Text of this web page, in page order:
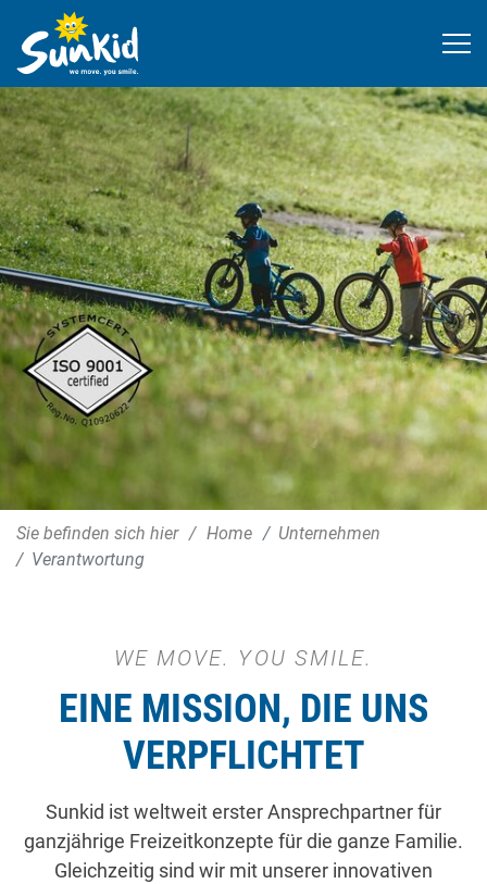
Sie befinden sich hier Home
Unternehmen
Verantwortung
WE MOVE. YOU SMILE.
EINE MISSION, DIE UNS
VERPFLICHTET
Sunkid ist weltweit erster Ansprechpartner für
ganzjährige Freizeitkonzepte für die ganze Familie.
Gleichzeitig sind wir mit unserer innovativen